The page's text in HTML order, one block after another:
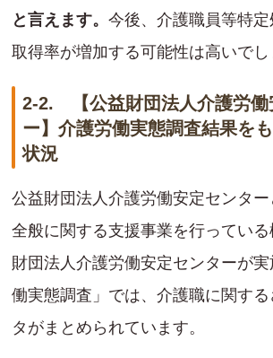
と言えます。 今後、介護職員等特
取得率が増加する可能性は高いでし
2-2. 【公益財団法人介護労働
ー】介護労働実態調査結果を
状況
公益財団法人介護労働安定センタ
全般に関する支援事業を行ってい
財団法人介護労働安定センターが
働実態調査」では、介護職に関す
タがまとめられています。